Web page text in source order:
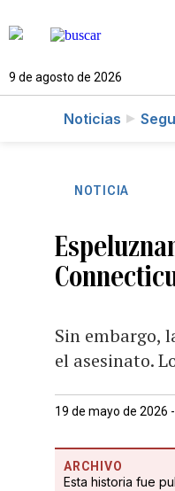
9 de agosto de 2026
Noticias
NOTICIA
Sin embargo,
el asesinato.
19 de mayo de 2026
ARCHIVO
Esta historia fue